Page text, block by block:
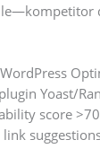
Yoast/
score